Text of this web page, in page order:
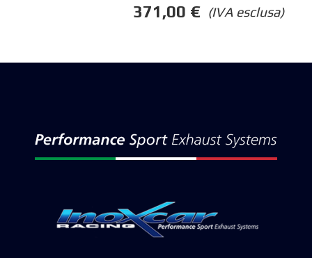
(IVA esclusa)
371,00 €